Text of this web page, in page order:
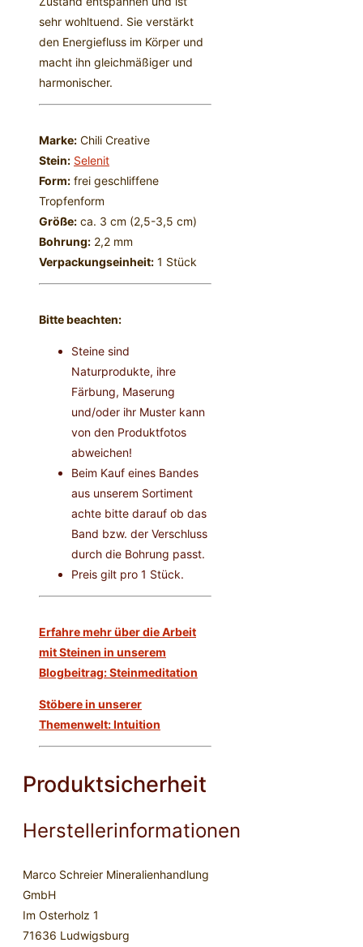
sehr wohltuend. Sie verstärkt
den Energiefluss im Körper und
macht ihn gleichmäßiger und
harmonischer.
Marke: Chili Creative
Stein: Selenit
Form: frei geschliffene
Tropfenform
Größe: ca. 3 cm (2,5-3,5 cm)
Bohrung: 2,2 mm
Verpackungseinheit: 1 Stück
Bitte beachten:
Steine sind
Naturprodukte, ihre
Färbung, Maserung
und/oder ihr Muster kann
von den Produktfotos
abweichen!
Beim Kauf eines Bandes
aus unserem Sortiment
achte bitte darauf ob das
Band bzw. der Verschluss
durch die Bohrung passt.
Preis gilt pro 1 Stück.
Erfahre mehr über die Arbeit
mit Steinen in unserem
Blogbeitrag: Steinmeditation
Stöbere in unserer
Themenwelt: Intuition
Produktsicherheit
Herstellerinformationen
Marco Schreier Mineralienhandlung
GmbH
Im Osterholz 1
71636 Ludwigsburg